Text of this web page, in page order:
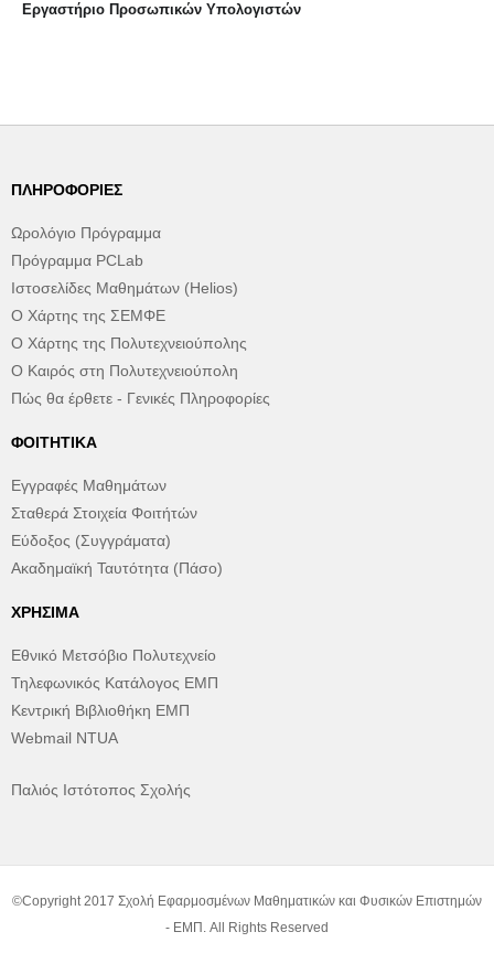
Eργαστήριo Προσωπικών Υπολογιστών
ΠΛΗΡΟΦΟΡΊΕΣ
Ωρολόγιο Πρόγραμμα
Πρόγραμμα PCLab
Ιστοσελίδες Μαθημάτων (Helios)
Ο Χάρτης της ΣΕΜΦΕ
Ο Χάρτης της Πολυτεχνειούπολης
Ο Καιρός στη Πολυτεχνειούπολη
Πώς θα έρθετε - Γενικές Πληροφορίες
ΦΟΙΤΗΤΙΚΆ
Εγγραφές Μαθημάτων
Σταθερά Στοιχεία Φοιτήτών
Εύδοξος (Συγγράματα)
Ακαδημαϊκή Ταυτότητα (Πάσο)
ΧΡΉΣΙΜΑ
Εθνικό Μετσόβιο Πολυτεχνείο
Τηλεφωνικός Κατάλογος ΕΜΠ
Κεντρική Βιβλιοθήκη ΕΜΠ
Webmail NTUA
Παλιός Ιστότοπος Σχολής
©Copyright 2017 Σχολή Εφαρμοσμένων Μαθηματικών και Φυσικών Επιστημών
- ΕΜΠ. All Rights Reserved